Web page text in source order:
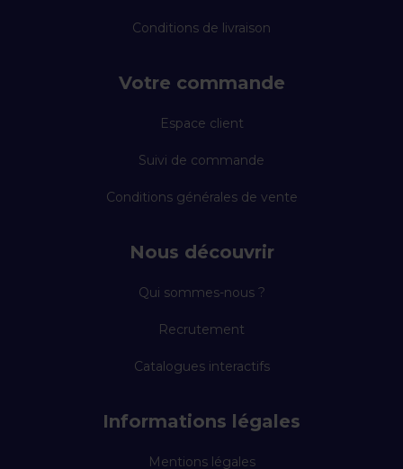
Conditions de livraison
Votre commande
Espace client
Suivi de commande
Conditions générales de vente
Nous découvrir
Qui sommes-nous ?
Recrutement
Catalogues interactifs
Informations légales
Mentions légales